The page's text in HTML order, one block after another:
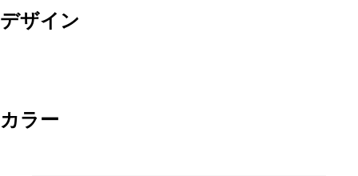
デザイン
カラー